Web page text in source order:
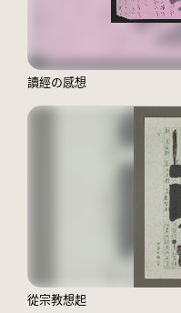
讀經の感想
從宗教想起